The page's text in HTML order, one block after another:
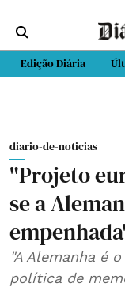
Edição Diária
diario-de-noticias
"Projeto
se a
"A Alemanha é
política de